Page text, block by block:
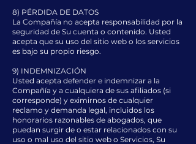
8) PÉRDIDA DE DATOS
La Compañía no acepta responsabilidad por la
seguridad de Su cuenta o contenido. Usted
acepta que su uso del sitio web o los servicios
es bajo su propio riesgo.
9) INDEMNIZACIÓN
Usted acepta defender e indemnizar a la
Compañía y a cualquiera de sus afiliados (si
corresponde) y eximirnos de cualquier
reclamo y demanda legal, incluidos los
honorarios razonables de abogados, que
puedan surgir de o estar relacionados con su
uso o mal uso del sitio web o Servicios, Su